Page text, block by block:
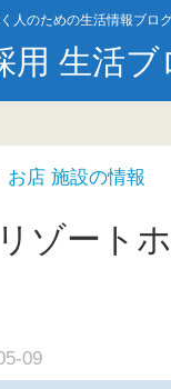
人のための生活情報ブロ
用 生活ブ
お店 施設の情報
ゾート
09